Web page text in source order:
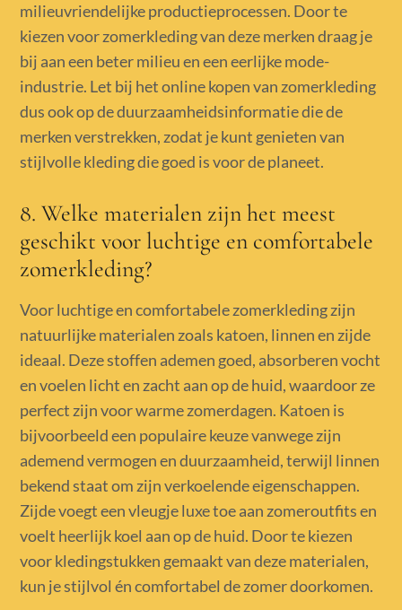
milieuvriendelijke productieprocessen. Door te
kiezen voor zomerkleding van deze merken draag je
bij aan een beter milieu en een eerlijke mode-
industrie. Let bij het online kopen van zomerkleding
dus ook op de duurzaamheidsinformatie die de
merken verstrekken, zodat je kunt genieten van
stijlvolle kleding die goed is voor de planeet.
8. Welke materialen zijn het meest
geschikt voor luchtige en comfortabele
zomerkleding?
Voor luchtige en comfortabele zomerkleding zijn
natuurlijke materialen zoals katoen, linnen en zijde
ideaal. Deze stoffen ademen goed, absorberen vocht
en voelen licht en zacht aan op de huid, waardoor ze
perfect zijn voor warme zomerdagen. Katoen is
bijvoorbeeld een populaire keuze vanwege zijn
ademend vermogen en duurzaamheid, terwijl linnen
bekend staat om zijn verkoelende eigenschappen.
Zijde voegt een vleugje luxe toe aan zomeroutfits en
voelt heerlijk koel aan op de huid. Door te kiezen
voor kledingstukken gemaakt van deze materialen,
kun je stijlvol én comfortabel de zomer doorkomen.